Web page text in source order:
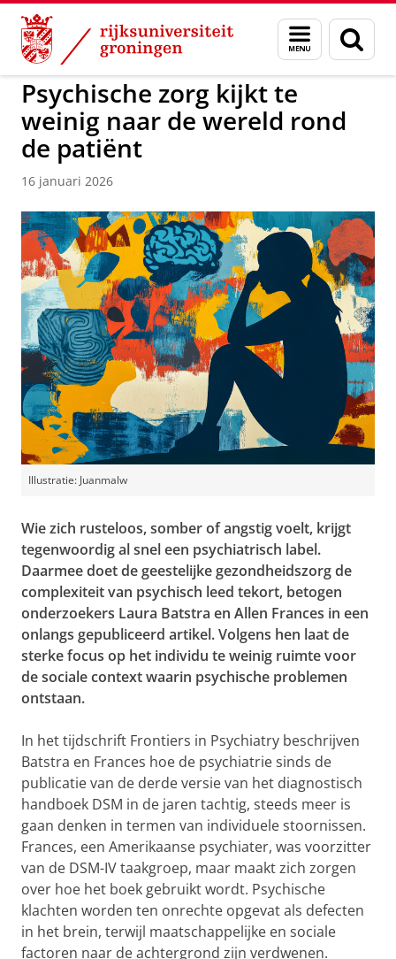
Skip
Content
Skip
Navigation
Menu
en
zoeken
GMW
Psychische zorg kijkt te
weinig naar de wereld rond
de patiënt
16 januari 2026
Illustratie: Juanmalw
Wie zich rusteloos, somber of angstig voelt, krijgt
tegenwoordig al snel een psychiatrisch label.
Daarmee doet de geestelijke gezondheidszorg de
complexiteit van psychisch leed tekort, betogen
onderzoekers Laura Batstra en Allen Frances in een
onlangs gepubliceerd artikel. Volgens hen laat de
sterke focus op het individu te weinig ruimte voor
de sociale context waarin psychische problemen
ontstaan.
In het tijdschrift Frontiers in Psychiatry beschrijven
Batstra en Frances hoe de psychiatrie sinds de
publicatie van de derde versie van het diagnostisch
handboek DSM in de jaren tachtig, steeds meer is
gaan denken in termen van individuele stoornissen.
Frances, een Amerikaanse psychiater, was voorzitter
van de DSM-IV taakgroep, maar maakt zich zorgen
over hoe het boek gebruikt wordt. Psychische
klachten worden ten onrechte opgevat als defecten
in het brein, terwijl maatschappelijke en sociale
factoren naar de achtergrond zijn verdwenen.